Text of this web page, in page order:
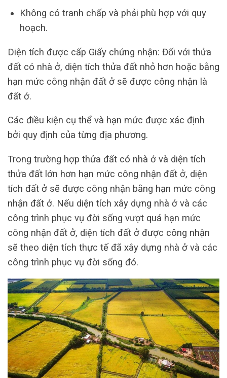
Không có tranh chấp và phải phù hợp với quy
hoạch.
Diện tích được cấp Giấy chứng nhận: Đối với thửa
đất có nhà ở, diện tích thửa đất nhỏ hơn hoặc bằng
hạn mức công nhận đất ở sẽ được công nhận là
đất ở.
Các điều kiện cụ thể và hạn mức được xác định
bởi quy định của từng địa phương.
Trong trường hợp thửa đất có nhà ở và diện tích
thửa đất lớn hơn hạn mức công nhận đất ở, diện
tích đất ở sẽ được công nhận bằng hạn mức công
nhận đất ở. Nếu diện tích xây dựng nhà ở và các
công trình phục vụ đời sống vượt quá hạn mức
công nhận đất ở, diện tích đất ở được công nhận
sẽ theo diện tích thực tế đã xây dựng nhà ở và các
công trình phục vụ đời sống đó.